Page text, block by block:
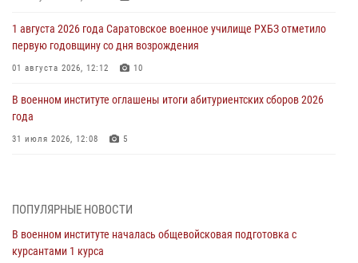
1 августа 2026 года Саратовское военное училище РХБЗ отметило
первую годовщину со дня возрождения
01 августа 2026, 12:12 10
В военном институте оглашены итоги абитуриентских сборов 2026
года
31 июля 2026, 12:08 5
29 июля 2026, 06:45 2
29 июля 2026 года курсанты военного института успешно сдали
экзамен по вождению
ПОПУЛЯРНЫЕ НОВОСТИ
В военном институте началась общевойсковая подготовка с
курсантами 1 курса